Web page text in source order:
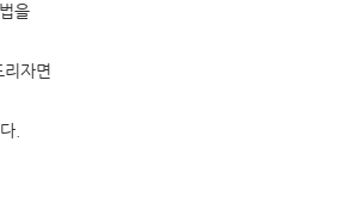
을
자면
.